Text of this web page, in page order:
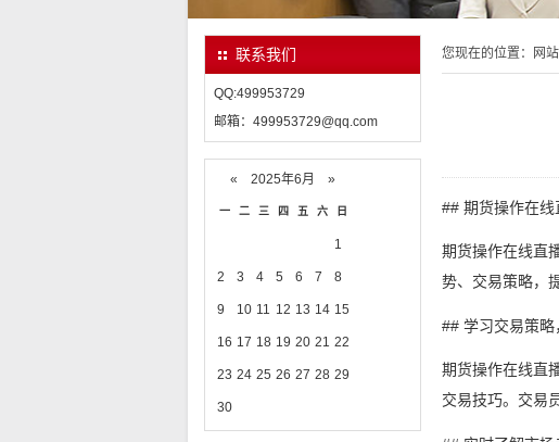
联系我们
QQ:499953729
邮箱：499953729@qq.com
« 2025年6月 »
一 二 三 四 五 六 日
1
2 3 4 5 6 7 8
9 10 11 12 13 14 15
16 17 18 19 20 21 22
23 24 25 26 27 28 29
30
您现在的位置： 网
## 期货操作在
期货操作在线直
势、交易策略，
## 学习交易策
期货操作在线直
交易技巧。交易